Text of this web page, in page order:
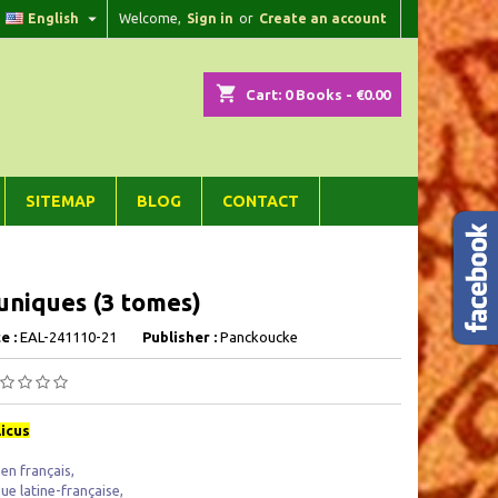
Welcome, Sign in or Create an account
English 
shopping_cart Cart: 0Books - €0.00
SITEMAP BLOG CONTACT
(3 tomes)
: EAL-241110-21 Publisher : Panckoucke
français,
latine-française,